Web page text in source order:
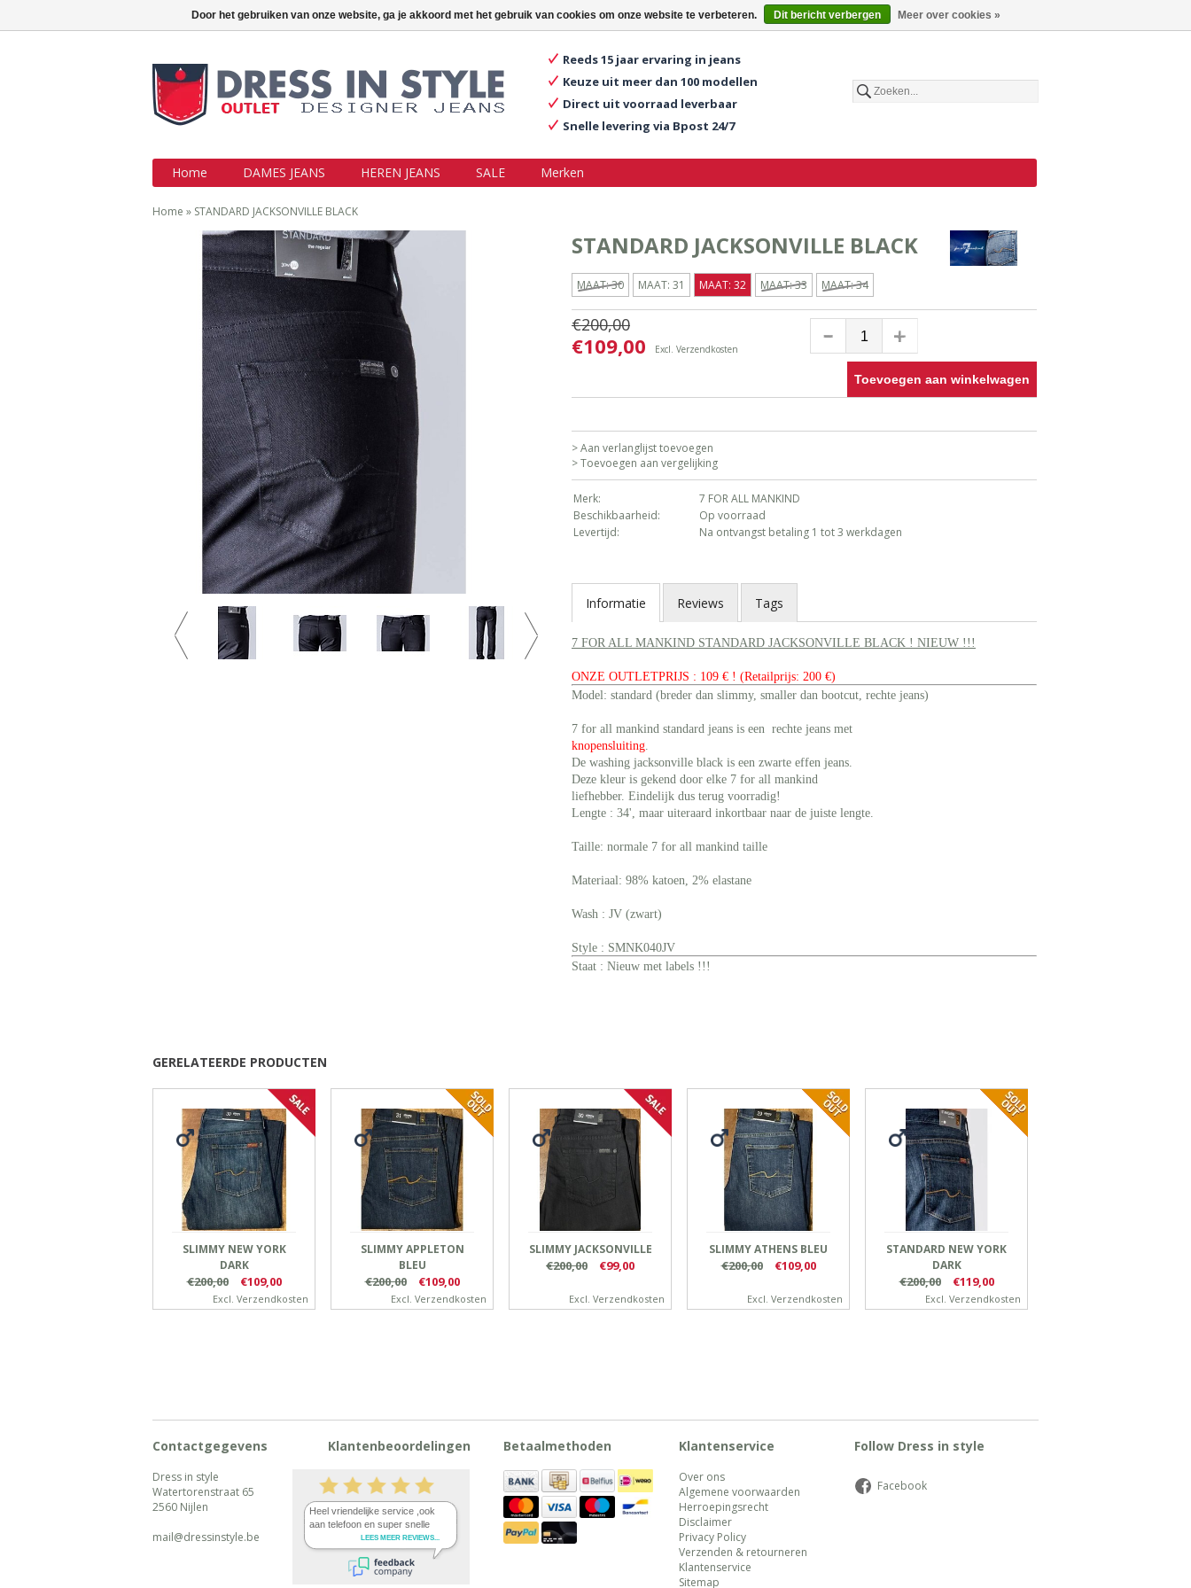
Outlet jeans aan topprijzen !!! Inloggen Een account aanmaken Mijn winkelwagen €0,00 Nederlands
€
Reeds 15 jaar ervaring in jeans
Keuze uit meer dan 100 modellen
Direct uit voorraad leverbaar
Snelle levering via Bpost 24/7
Home DAMES JEANS HEREN JEANS SALE Merken
Home » STANDARD JACKSONVILLE BLACK
STANDARD JACKSONVILLE BLACK
MAAT: 30 MAAT: 31 MAAT: 32 MAAT: 33 MAAT: 34
€200,00
€109,00 Excl. Verzendkosten
Toevoegen aan winkelwagen
> Aan verlanglijst toevoegen
> Toevoegen aan vergelijking
Merk:
7 FOR ALL MANKIND
Beschikbaarheid:
Op voorraad
Levertijd:
Na ontvangst betaling 1 tot 3 werkdagen
Informatie Reviews Tags
7 FOR ALL MANKIND STANDARD JACKSONVILLE BLACK ! NIEUW !!!
ONZE OUTLETPRIJS : 109 € ! (Retailprijs: 200 €)
Model: standard (breder dan slimmy, smaller dan bootcut, rechte jeans)
7 for all mankind standard jeans is een rechte jeans met
knopensluiting.
De washing jacksonville black is een zwarte effen jeans.
Deze kleur is gekend door elke 7 for all mankind
liefhebber. Eindelijk dus terug voorradig!
Lengte : 34', maar uiteraard inkortbaar naar de juiste lengte.
Taille: normale 7 for all mankind taille
Materiaal: 98% katoen, 2% elastane
Wash : JV (zwart)
Style : SMNK040JV
Staat : Nieuw met labels !!!
GERELATEERDE PRODUCTEN
SLIMMY NEW YORK
DARK
€200,00 €109,00
Excl. Verzendkosten
SLIMMY APPLETON
BLEU
€200,00 €109,00
Excl. Verzendkosten
SLIMMY JACKSONVILLE
€200,00 €99,00
Excl. Verzendkosten
SLIMMY ATHENS BLEU
€200,00 €109,00
Excl. Verzendkosten
STANDARD NEW YORK
DARK
€200,00 €119,00
Excl. Verzendkosten
Contactgegevens
Dress in style
Watertorenstraat 65
2560 Nijlen
mail@dressinstyle.be
Klantenbeoordelingen Betaalmethoden Klantenservice
Over ons
Algemene voorwaarden
Herroepingsrecht
Disclaimer
Privacy Policy
Verzenden & retourneren
Klantenservice
Sitemap
Follow Dress in style
Facebook
Door het gebruiken van onze website, ga je akkoord met het gebruik van cookies om onze website te verbeteren. Dit bericht verbergen Meer over cookies »